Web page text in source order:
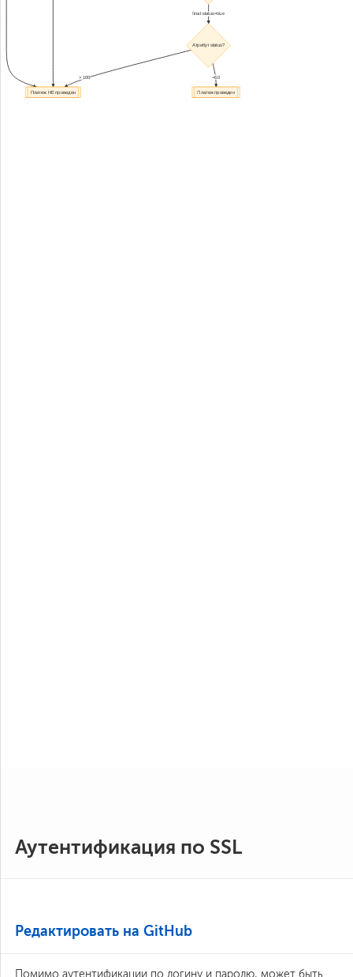
final-status=true
> 100 =60
Платеж НЕ проведен
Атрибут status?
Платеж проведен
Аутентификация по SSL
Редактировать на GitHub
Помимо аутентификации по логину и паролю, может быть